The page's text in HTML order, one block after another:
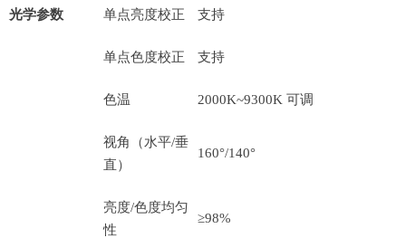
光学参数 单点亮度校正 支持
单点色度校正 支持
色温 2000K~9300K 可调
视角（水平/垂
直）
160°/140°
亮度/色度均匀
性
≥98%